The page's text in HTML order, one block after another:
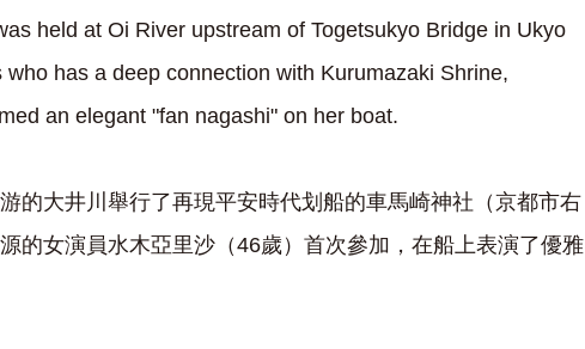
held at Oi River upstream of Togetsukyo Bridge in Ukyo
has a deep connection with Kurumazaki Shrine,
an elegant "fan nagashi" on her boat.
的大井川舉行了再現平安時代划船的車馬崎神社（京都市右
的女演員水木亞里沙（46歲）首次參加，在船上表演了優雅